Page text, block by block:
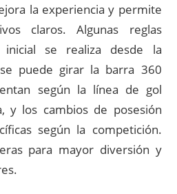
la experiencia y permite
claros. Algunas reglas
inicial se realiza desde la
puede girar la barra 360
según la línea de gol
y los cambios de posesión
según la competición.
para mayor diversión y